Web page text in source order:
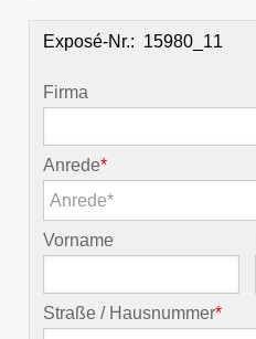
Exposé-Nr.:
Firma
Anrede*
Anrede*
Vorname
Straße / Hausnummer*